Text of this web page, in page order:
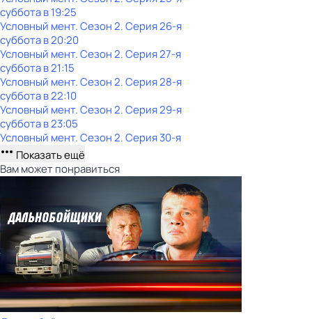
субботав19:25
Условный мент. Сезон 2. Серия 26-я
субботав20:20
Условный мент. Сезон 2. Серия 27-я
субботав21:15
Условный мент. Сезон 2. Серия 28-я
субботав22:10
Условный мент. Сезон 2. Серия 29-я
субботав23:05
Условный мент. Сезон 2. Серия 30-я
Показать ещё
Вам может понравиться